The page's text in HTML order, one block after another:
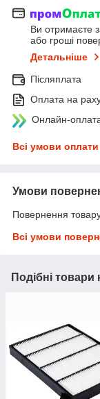
Ви отримаєте
або гроші
Детальніше
Післяплата
Оплата на
Онлайн-
Всі умови оплати
Умови
Повернення
Всі умови
Подібні товари